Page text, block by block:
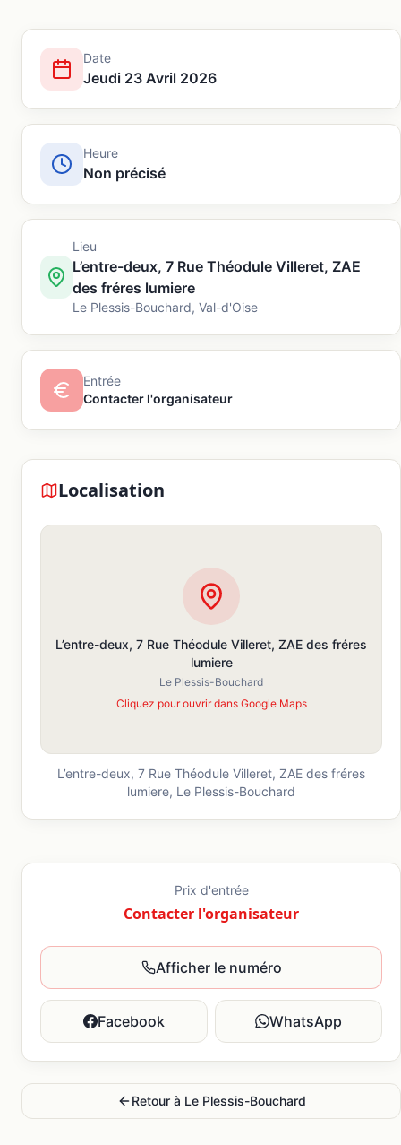
Date
Jeudi 23 Avril 2026
Heure
Non précisé
Lieu
L’entre-deux, 7 Rue Théodule Villeret, ZAE
des fréres lumiere
Le Plessis-Bouchard, Val-d'Oise
Entrée
Contacter l'organisateur
Localisation
L’entre-deux, 7 Rue Théodule Villeret, ZAE des fréres
lumiere
Le Plessis-Bouchard
Cliquez pour ouvrir dans Google Maps
L’entre-deux, 7 Rue Théodule Villeret, ZAE des fréres
lumiere, Le Plessis-Bouchard
Prix d'entrée
Contacter l'organisateur
Afficher le numéro
Facebook WhatsApp
Retour à Le Plessis-Bouchard